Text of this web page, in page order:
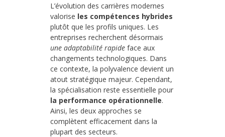
L’évolution des carrières modernes
valorise les compétences hybrides
plutôt que les profils uniques. Les
entreprises recherchent désormais
une adaptabilité rapide face aux
changements technologiques. Dans
ce contexte, la polyvalence devient un
atout stratégique majeur. Cependant,
la spécialisation reste essentielle pour
la performance opérationnelle.
Ainsi, les deux approches se
complètent efficacement dans la
plupart des secteurs.